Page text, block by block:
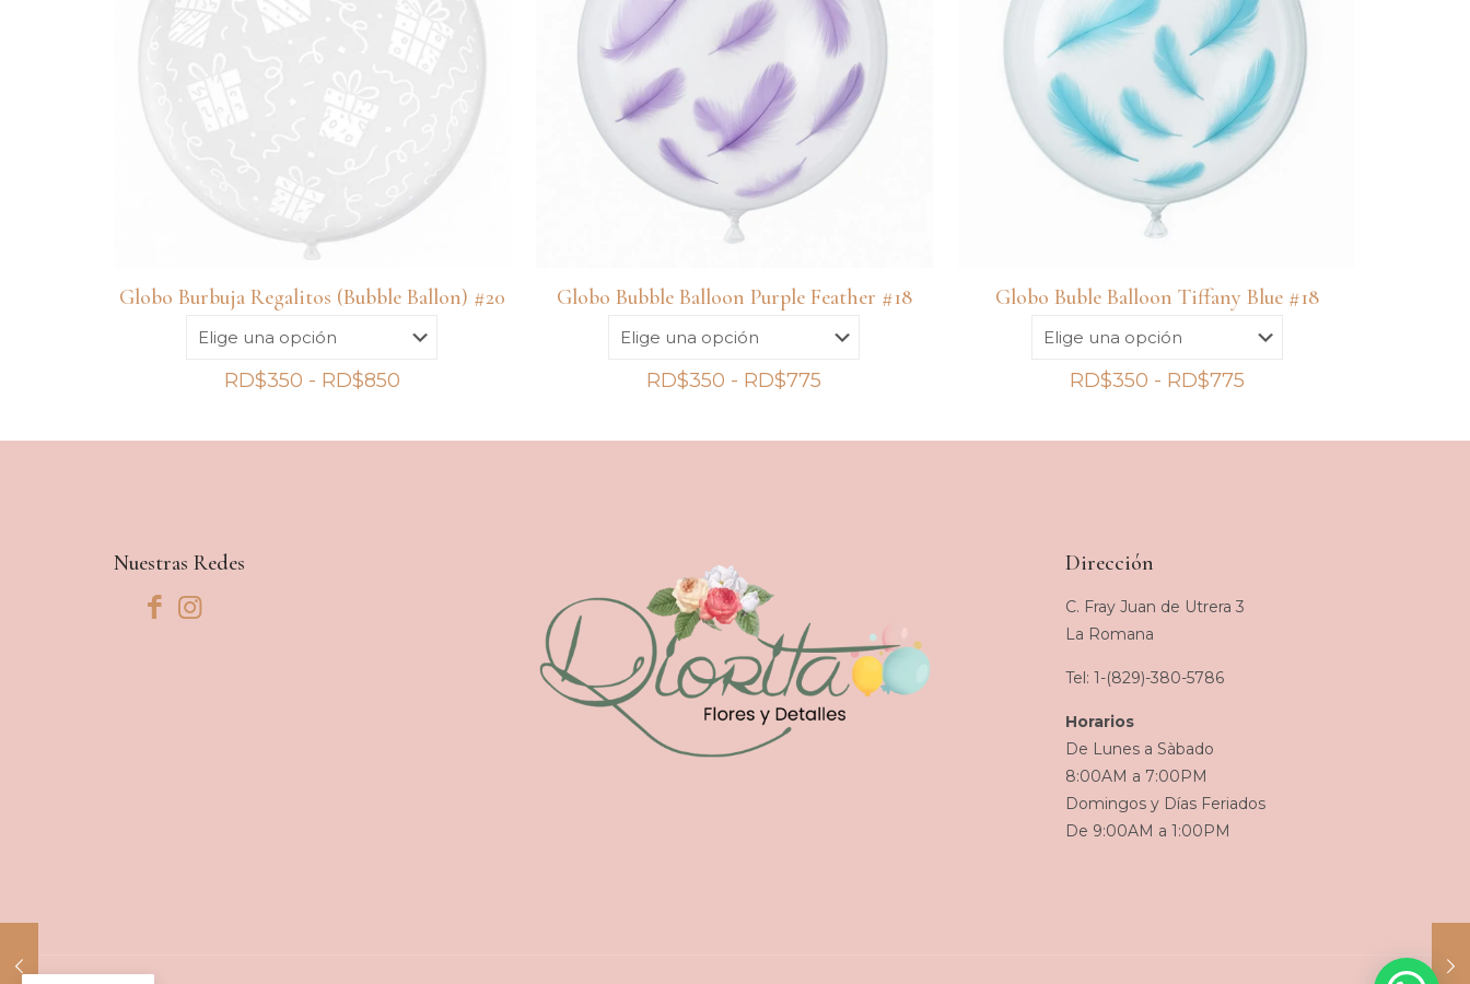
Globo Burbuja Regalitos (Bubble Ballon) #20
RD$350 - RD$850Rango
Globo Bubble Balloon Purple Feather #18
RD$350 - RD$775
Globo Buble Balloon Tiffany Blue #18
RD$350 - RD$775Rango
Nuestras Redes Dirección
C. Fray Juan de Utrera 3
La Romana
Tel: 1-(829)-380-5786
Horarios
De Lunes a Sàbado
8:00AM a 7:00PM
Domingos y Días Feriados
De 9:00AM a 1:00PM